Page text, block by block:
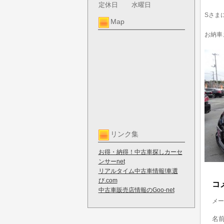
定休日 水曜日
Map
リンク集
お得・納得！中古車探しカーセ
ンサーnet
リアルタイム中古車情報!車選
び.com
中古車販売店情報のGoo-net
Sさま
お納
コ
メ
名